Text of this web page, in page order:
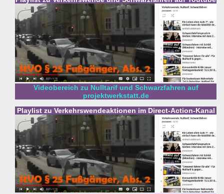
Videobereich zu Nulltarif und Schwarzfahren auf
projektwerkstatt.de
Playlist zu Verkehrswendeaktionen im Direct-Action-Kanal